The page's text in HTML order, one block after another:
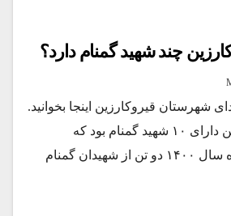
چند شهید گمنام دارد؟
شهرستان قیروکارزین اینجا بخوانید.
شهرستان قیروکارزین دارای ۱۰ شهید گمنام بود که
خوشبختانه در دی ماه سال ۱۴۰۰ دو تن از شهیدان گمنام